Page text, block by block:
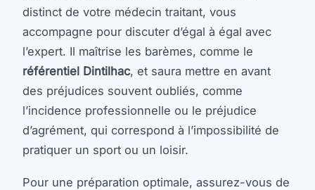
distinct de votre médecin traitant, vous
accompagne pour discuter d’égal à égal avec
l’expert. Il maîtrise les barèmes, comme le
référentiel Dintilhac, et saura mettre en avant
des préjudices souvent oubliés, comme
l’incidence professionnelle ou le préjudice
d’agrément, qui correspond à l’impossibilité de
pratiquer un sport ou un loisir.
Pour une préparation optimale, assurez-vous de